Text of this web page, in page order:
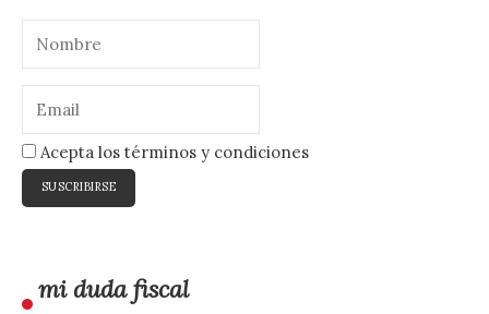
Acepta los términos y condiciones
mi duda fiscal